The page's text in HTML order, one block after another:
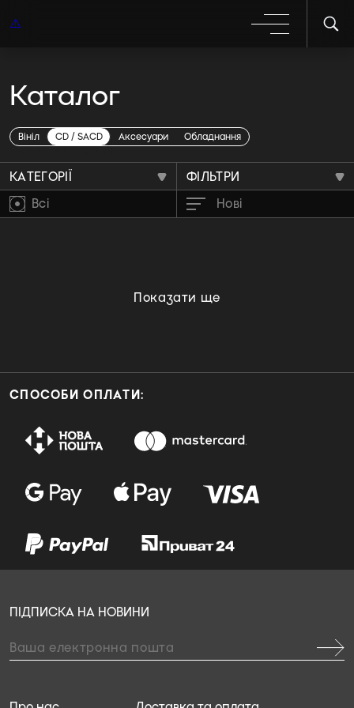
Каталог
Вініл CD / SACD Аксесуари Обладнання
Kadavar
КАТЕГОРІЇ
ФІЛЬТРИ
Всі
Нові
Показати ще
СПОСОБИ ОПЛАТИ:
ПІДПИСКА НА НОВИНИ